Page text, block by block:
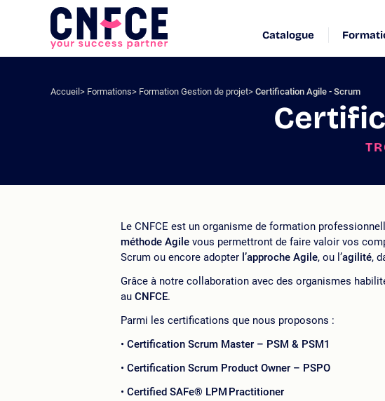
Aller
Logo
site
Catalogue
Accueil Formations Formation Gestion de projet Certification Agile - Scrum
Le CNFCE est un organisme de formation
méthode Agile vous permettront de faire valoir vos
Scrum ou encore adopter l’approche Agile, ou l’agilité,
Grâce à notre collaboration avec des organismes
au CNFCE.
Parmi les certifications que nous proposons :
Certification Scrum Master – PSM & PSM1
Certification Scrum Product Owner – PSPO
Certified SAFe® LPM Practitioner